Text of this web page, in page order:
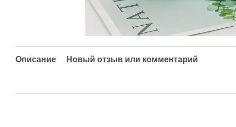
Описание Новый отзыв или комментарий